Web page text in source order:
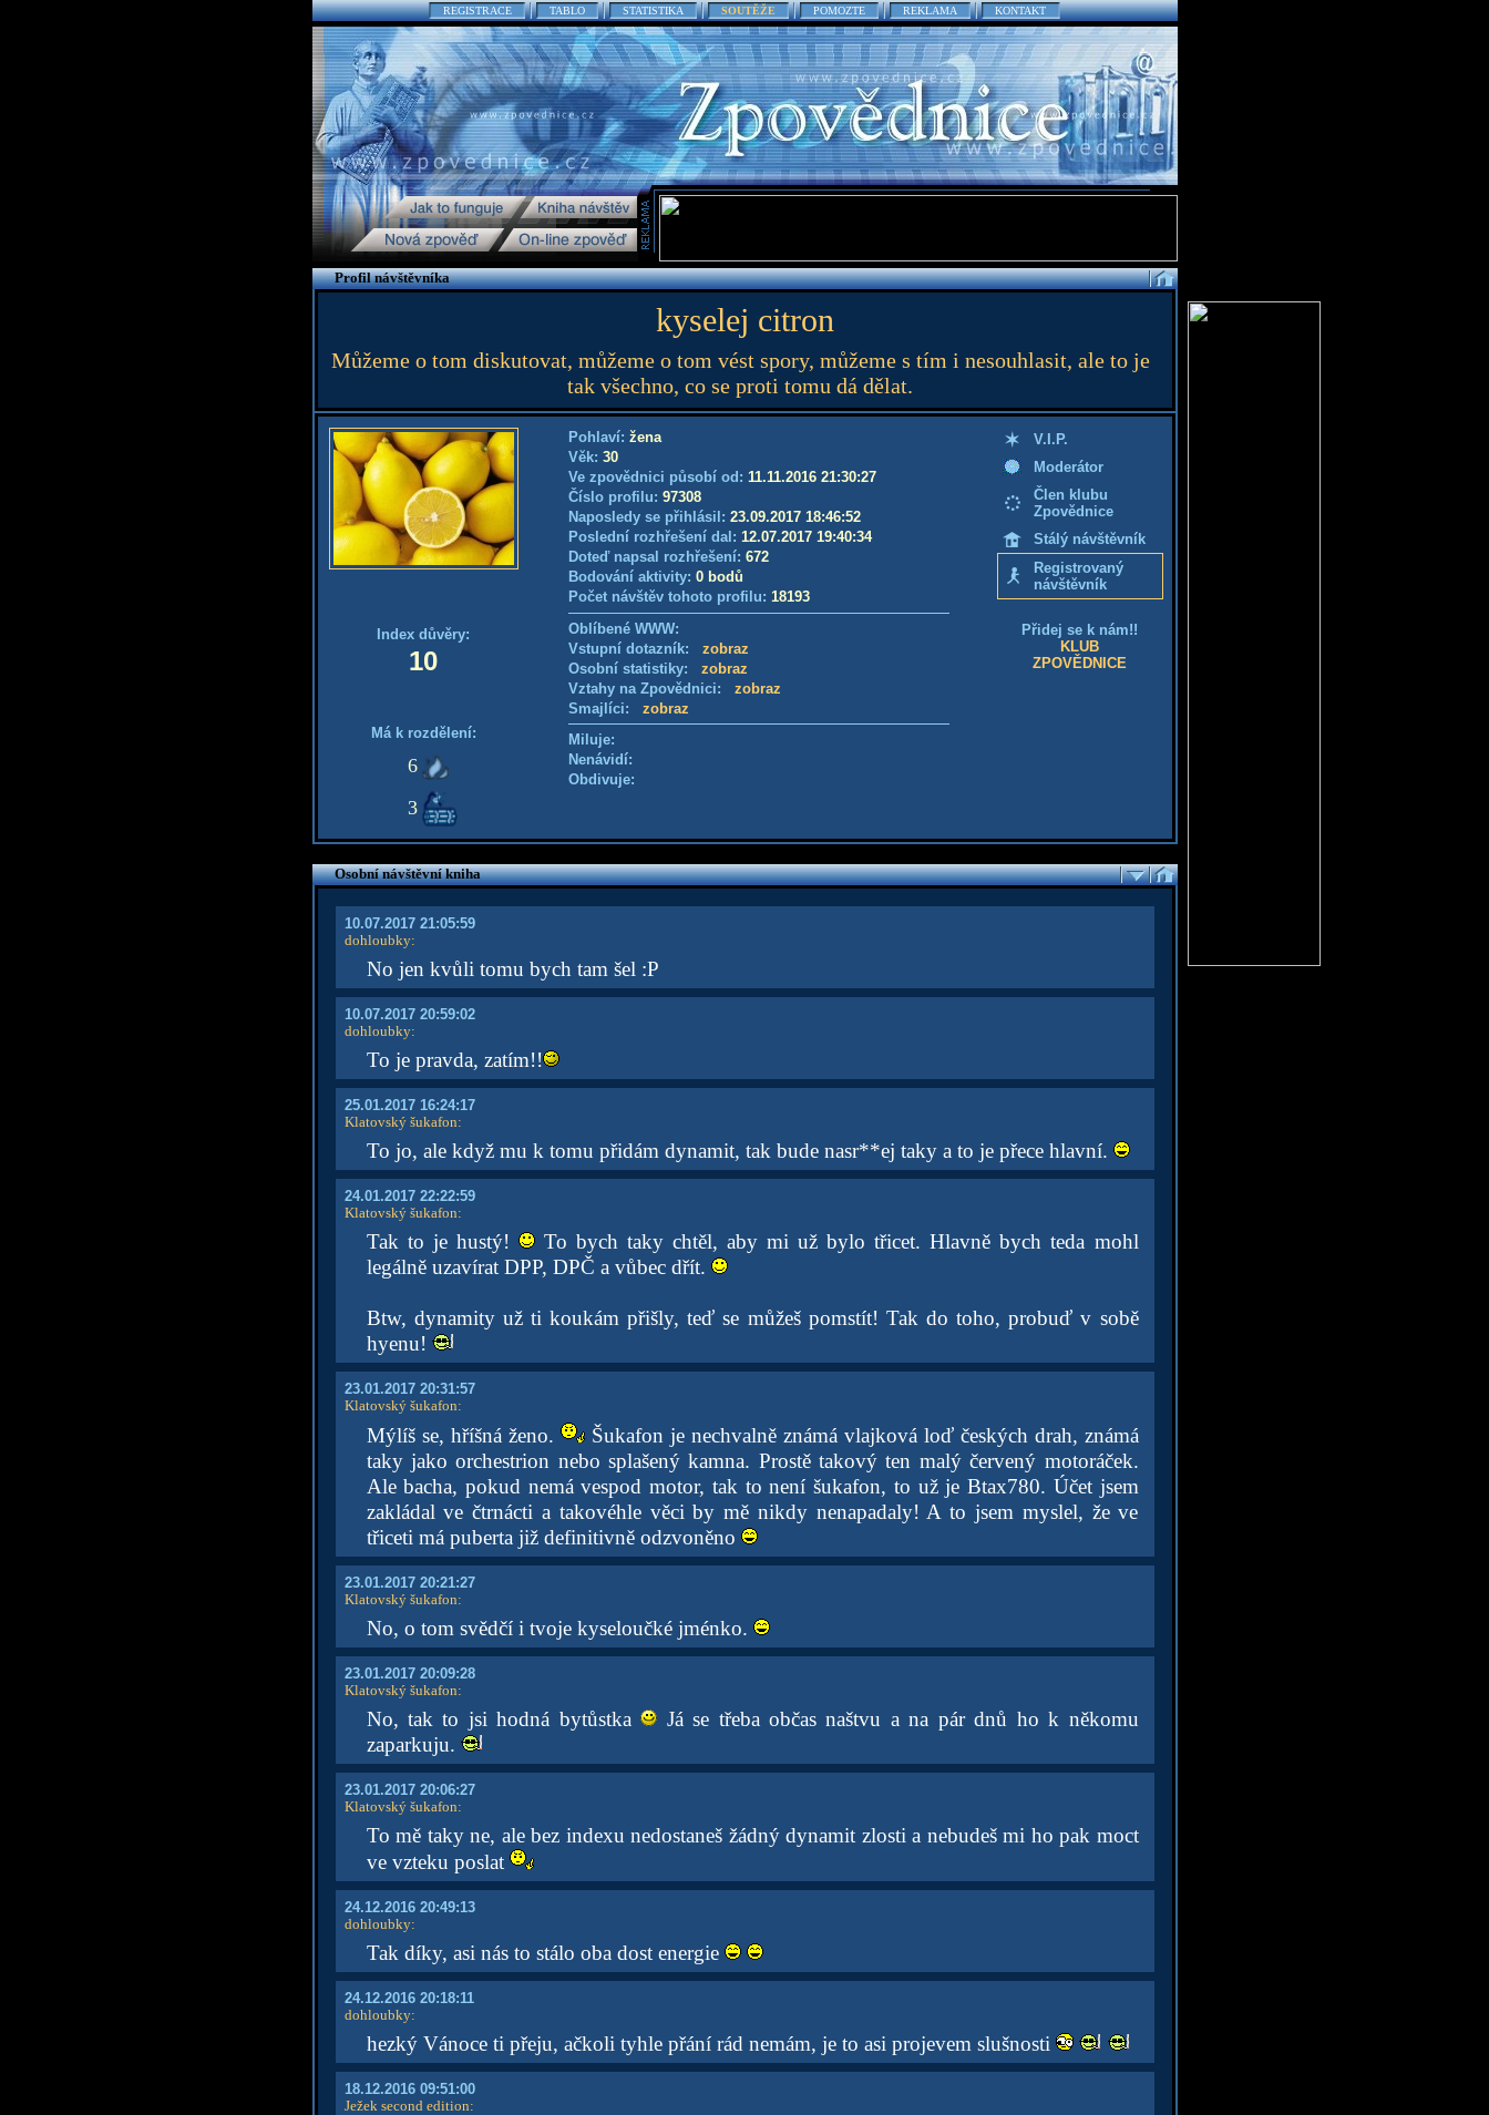
REGISTRACE TABLO STATISTIKA SOUTĚŽE POMOZTE REKLAMA KONTAKT
Profil návštěvníka
kyselej citron
Můžeme o tom diskutovat, můžeme o tom vést spory, můžeme s tím i nesouhlasit, ale to je
tak všechno, co se proti tomu dá dělat.
Index důvěry:
10
Má k rozdělení:
6
3
Pohlaví: žena
Věk: 30
Ve zpovědnici působí od: 11.11.2016 21:30:27
Číslo profilu: 97308
Naposledy se přihlásil: 23.09.2017 18:46:52
Poslední rozhřešení dal: 12.07.2017 19:40:34
Doteď napsal rozhřešení: 672
Bodování aktivity: 0 bodů
Počet návštěv tohoto profilu: 18193
Oblíbené WWW:
Vstupní dotazník: zobraz
Osobní statistiky: zobraz
Vztahy na Zpovědnici: zobraz
Smajlíci: zobraz
Miluje:
Nenávidí:
Obdivuje:
V.I.P.
Moderátor
Člen klubu
Zpovědnice
Stálý návštěvník
Registrovaný
návštěvník
Přidej se k nám!!
KLUB
ZPOVĚDNICE
Osobní návštěvní kniha
10.07.2017 21:05:59
dohloubky:
No jen kvůli tomu bych tam šel :P
10.07.2017 20:59:02
dohloubky:
To je pravda, zatím!!
25.01.2017 16:24:17
Klatovský šukafon:
To jo, ale když mu k tomu přidám dynamit, tak bude nasr**ej taky a to je přece hlavní.
24.01.2017 22:22:59
Klatovský šukafon:
Tak to je hustý!
To bych taky chtěl, aby mi už bylo třicet. Hlavně bych teda mohl
legálně uzavírat DPP, DPČ a vůbec dřít.
Btw, dynamity už ti koukám přišly, teď se můžeš pomstít! Tak do toho, probuď v sobě
hyenu!
23.01.2017 20:31:57
Klatovský šukafon:
Mýlíš se, hříšná ženo.
Šukafon je nechvalně známá vlajková loď českých drah, známá
taky jako orchestrion nebo splašený kamna. Prostě takový ten malý červený motoráček.
Ale bacha, pokud nemá vespod motor, tak to není šukafon, to už je Btax780. Účet jsem
zakládal ve čtrnácti a takovéhle věci by mě nikdy nenapadaly! A to jsem myslel, že ve
třiceti má puberta již definitivně odzvoněno
23.01.2017 20:21:27
Klatovský šukafon:
No, o tom svědčí i tvoje kyseloučké jménko.
23.01.2017 20:09:28
Klatovský šukafon:
No, tak to jsi hodná bytůstka
Já se třeba občas naštvu a na pár dnů ho k někomu
zaparkuju.
23.01.2017 20:06:27
Klatovský šukafon:
To mě taky ne, ale bez indexu nedostaneš žádný dynamit zlosti a nebudeš mi ho pak moct
ve vzteku poslat
24.12.2016 20:49:13
dohloubky:
Tak díky, asi nás to stálo oba dost energie
24.12.2016 20:18:11
dohloubky:
hezký Vánoce ti přeju, ačkoli tyhle přání rád nemám, je to asi projevem slušnosti
18.12.2016 09:51:00
Ježek second edition: